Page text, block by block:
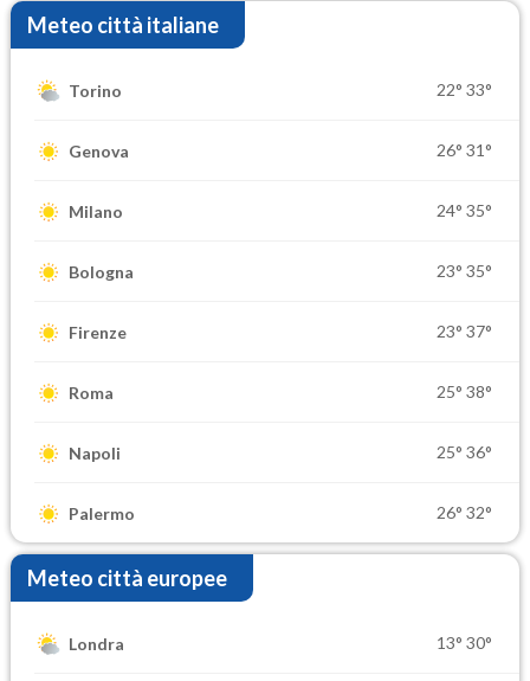
Meteo città italiane
Torino 22° 33°
Genova 26° 31°
Milano 24° 35°
Bologna 23° 35°
Firenze 23° 37°
Roma 25° 38°
Napoli 25° 36°
Palermo 26° 32°
Meteo città europee
Londra 13° 30°